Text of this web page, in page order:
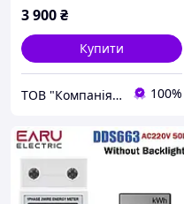
3 900₴
Купити
ТОВ "Компанія ЕДС" 100%